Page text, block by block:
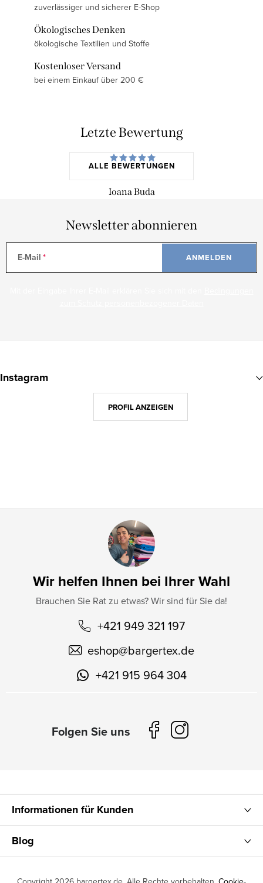
zuverlässiger und sicherer E-Shop
Ökologisches Denken
ökologische Textilien und Stoffe
Kostenloser Versand
bei einem Einkauf über 200 €
Letzte Bewertung
ALLE BEWERTUNGEN
Ioana Buda
Newsletter abonnieren
E-Mail ANMELDEN
u
Wir helfen Ihnen bei Ihrer Wahl
Brauchen Sie Rat zu etwas? Wir sind für Sie da!
+421 949 321 197
eshop@bargertex.de
+421 915 964 304
Instagram
PROFIL ANZEIGEN
Informationen für Kunden
Blog